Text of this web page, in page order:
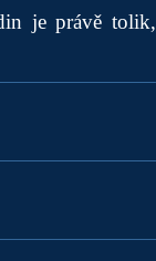
je právě tolik,